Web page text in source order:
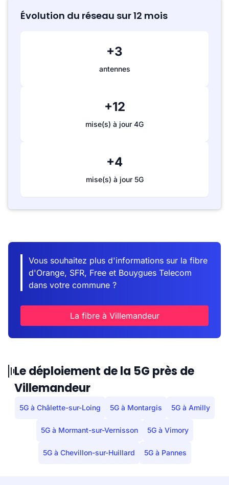
Évolution du réseau sur 12 mois
+3
antennes
+12
mise(s) à jour 4G
+4
mise(s) à jour 5G
Vous souhaitez plus d'informations sur la fibre
d'Orange, SFR, Free et Bouygues Telecom
dans votre commune ?
La fibre à Villemandeur
Le déploiement de la 5G près de
Villemandeur
5G à Châlette-sur-Loing 5G à Montargis 5G à Amilly
5G à Mormant-sur-Vernisson 5G à Vimory
5G à Chevillon-sur-Huillard 5G à Pannes